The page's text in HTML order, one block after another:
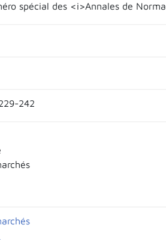
spécial des <i>Annales de
242